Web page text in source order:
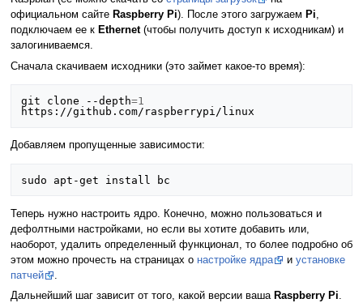
официальном сайте Raspberry Pi). После этого загружаем Pi,
подключаем ее к Ethernet(чтобы получить доступ к исходникам) и
залогиниваемся.
Сначала скачиваем исходники (это займет какое-то время):
git clone --depth=1
Добавляем пропущенные зависимости:
Теперь нужно настроить ядро. Конечно, можно пользоваться и
дефолтными настройками, но если вы хотите добавить или,
наоборот, удалить определенный функционал, то более подробно об
этом можно прочесть на страницах о настройке ядра и установке
патчей
.
Дальнейший шаг зависит от того, какой версии ваша Raspberry Pi.